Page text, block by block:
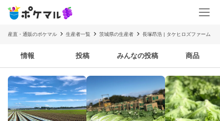
産直・通販のポケマル 生産者一覧 茨城県の生産者 長塚昂浩 | タケヒロズファーム
情報 投稿 みんなの投稿 商品